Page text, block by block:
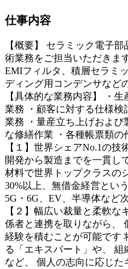
仕事内容
【概要】 セラミック電子
術業務をご担当いただきま
EMIフィルタ、積層セラミ
ディング用コンデンサなど
【具体的な業務内容】 ・
業務 ・顧客に対する仕様
業務 ・量産立ち上げおよ
な修繕作業 ・各種帳票類の
【１】世界シェアNo.1の
開発から製造までを一貫し
材料で世界トップクラスの
30%以上、無借金経営とい
5G・6G、EV、半導体など
【２】幅広い裁量と柔軟な
係者と連携を取りながら、
経験を積むことが可能です
る「エキスパート」や、 組
など、 個人の志向に応じ